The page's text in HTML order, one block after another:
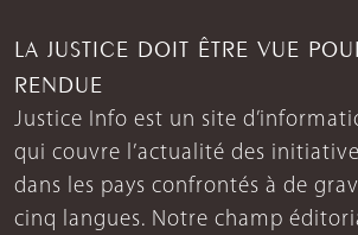
LA JUSTICE DOIT ÊTRE VUE
RENDUE
Justice Info est un site
qui couvre l’actualité des
dans les pays confrontés à de
cinq langues. Notre champ